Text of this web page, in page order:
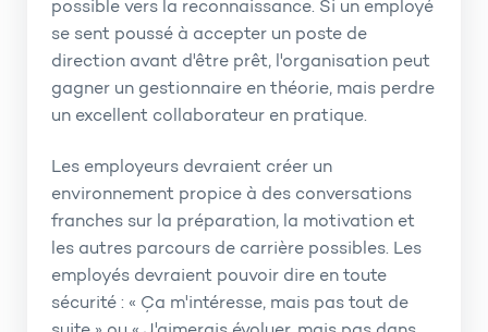
possible vers la reconnaissance. Si un employé
se sent poussé à accepter un poste de
direction avant d'être prêt, l'organisation peut
gagner un gestionnaire en théorie, mais perdre
un excellent collaborateur en pratique.
Les employeurs devraient créer un
environnement propice à des conversations
franches sur la préparation, la motivation et
les autres parcours de carrière possibles. Les
employés devraient pouvoir dire en toute
sécurité : « Ça m'intéresse, mais pas tout de